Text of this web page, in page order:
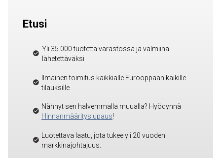
Etusi
Yli 35 000 tuotetta varastossa ja valmiina
lähetettäväksi
Ilmainen toimitus kaikkialle Eurooppaan kaikille
tilauksille
Nähnyt sen halvemmalla muualla? Hyödynnä
Hinnanmäärityslupaus!
Luotettava laatu, jota tukee yli 20 vuoden
markkinajohtajuus.